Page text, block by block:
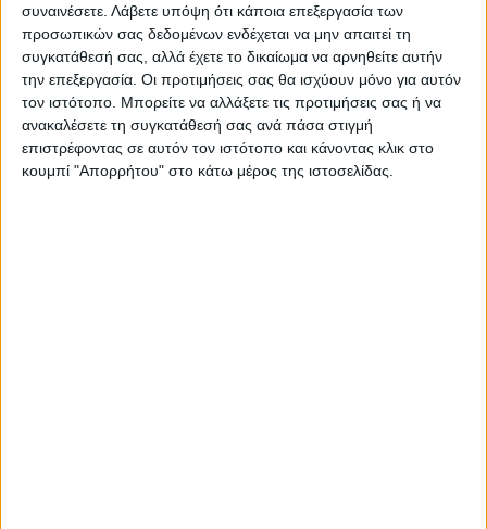
συναινέσετε. Λάβετε υπόψη ότι κάποια επεξεργασία των
προσωπικών σας δεδομένων ενδέχεται να μην απαιτεί τη
συγκατάθεσή σας, αλλά έχετε το δικαίωμα να αρνηθείτε αυτήν
την επεξεργασία. Οι προτιμήσεις σας θα ισχύουν μόνο για αυτόν
τον ιστότοπο. Μπορείτε να αλλάξετε τις προτιμήσεις σας ή να
ανακαλέσετε τη συγκατάθεσή σας ανά πάσα στιγμή
επιστρέφοντας σε αυτόν τον ιστότοπο και κάνοντας κλικ στο
κουμπί "Απορρήτου" στο κάτω μέρος της ιστοσελίδας.